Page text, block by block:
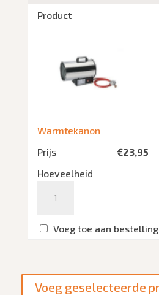
Product
Warmtekanon
Prijs
€23,95
Hoeveelheid
Voeg toe aan bestelling